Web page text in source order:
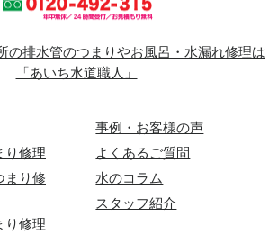
の排水管のつまりやお風呂・水漏れ修理は
「あいち水道職人」
り修理
まり修
り修理
事例・お客様の声
よくあるご質問
水のコラム
スタッフ紹介